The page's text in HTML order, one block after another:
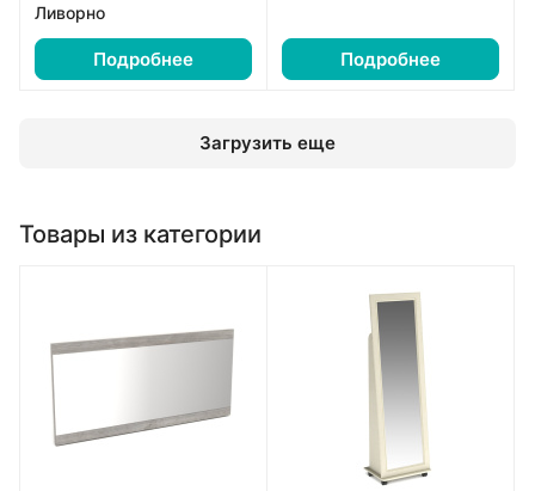
Ливорно
Подробнее Подробнее
Загрузить еще
Товары из категории